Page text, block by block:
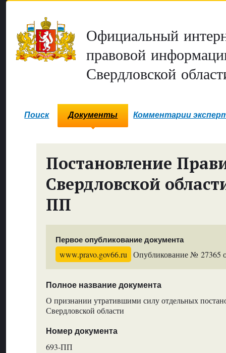
Официальный
правовой
Свердловской
Поиск Документы Комментарии
Постановление
Свердловской
ПП
Первое опубликование документа
www.pravo.gov66.ru Опубликование № 27365
Полное название документа
О признании утратившими силу отдельных
Свердловской области
Номер документа
693-ПП